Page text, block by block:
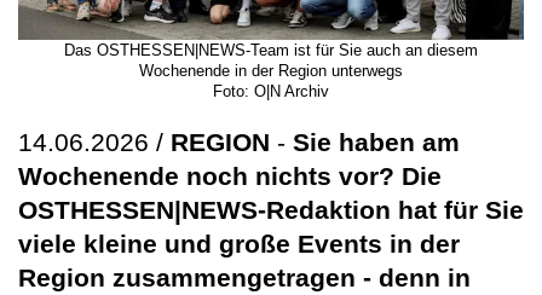
Das OSTHESSEN|NEWS-Team ist für Sie auch an diesem
Wochenende in der Region unterwegs
Foto: O|N Archiv
14.06.2026 / REGION - Sie haben am
Wochenende noch nichts vor? Die
OSTHESSEN|NEWS-Redaktion hat für Sie
viele kleine und große Events in der
Region zusammengetragen - denn in